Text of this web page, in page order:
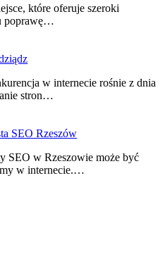
które oferuje szeroki
poprawę…
w internecie rośnie z dnia
stron…
SEO Rzeszów
SEO w Rzeszowie może być
w internecie.…